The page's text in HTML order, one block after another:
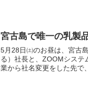
宮古島で唯一の乳製
5月28日㈯のお昼は、宮古
る）社長と、ZOOMシステムにて業績会議を
業から社名変更をした先で